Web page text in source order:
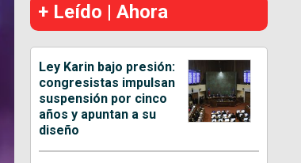
+ Leído | Ahora
Ley Karin bajo presión:
congresistas impulsan
suspensión por cinco
años y apuntan a su
diseño